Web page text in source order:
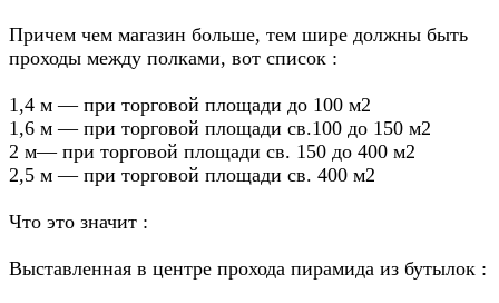
Причем чем магазин больше, тем шире должны быть
проходы между полками, вот список :
1,4 м — при торговой площади до 100 м2
1,6 м — при торговой площади св.100 до 150 м2
2 м— при торговой площади св. 150 до 400 м2
2,5 м — при торговой площади св. 400 м2
Что это значит :
Выставленная в центре прохода пирамида из бутылок :